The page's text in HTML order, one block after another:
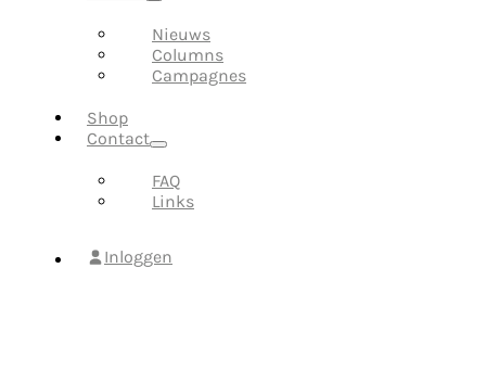
Nieuws
Columns
Campagnes
Shop
Contact
FAQ
Links
Inloggen